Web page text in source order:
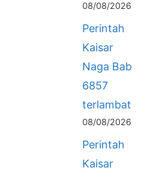
08/08/2026
Perintah
Kaisar
Naga Bab
6857
terlambat
08/08/2026
Perintah
Kaisar